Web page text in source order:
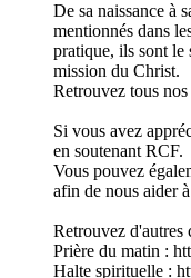
De sa naissance à
mentionnés dans
pratique, ils sont le
mission du Christ.
Retrouvez tous
Si vous avez
en soutenant RCF.
Vous pouvez
afin de nous aider
Retrouvez d'autres
Prière du matin :
Halte spirituelle :